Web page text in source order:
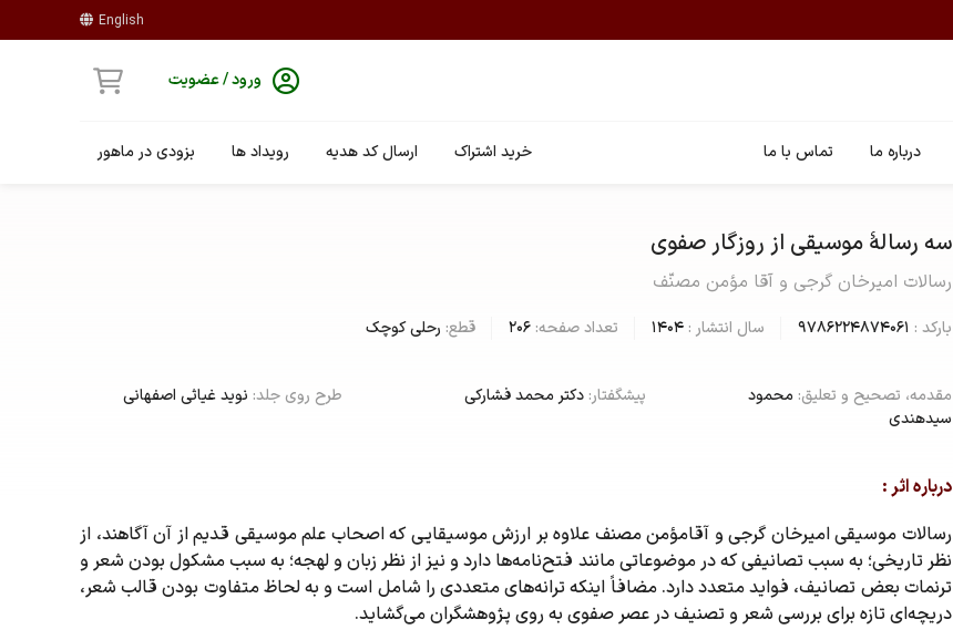
English
ورود / عضویت
درباره ما تماس با ما خرید اشتراک ارسال کد هدیه رویداد ها بزودی در ماهور
سه رسالۀ موسیقی از روزگار صفوی
رسالات امیرخان گرجی و آقا مؤمن مصنّف
بارکد : 9786224874061 سال انتشار :1404 تعداد صفحه:206 قطع: رحلی کوچک
مقدمه، تصحیح و تعلیق: محمود
سیدهندی
پیشگفتار: دکتر محمد فشارکی طرح روی جلد: نوید غیاثی اصفهانی
درباره اثر :
رسالات موسیقی امیرخان گرجی و آقامؤمن مصنف علاوه بر ارزش موسیقایی که اصحاب علم موسیقی قدیم از آن آگاهند، از
نظر تاریخی؛ به سبب تصانیفی که در موضوعاتی مانند فتح‌نامه‌ها دارد و نیز از نظر زبان و لهجه؛ به سبب مشکول بودن شعر و
ترنمات بعض تصانیف، فواید متعدد دارد. مضافاً اینکه ترانه‌های متعددی را شامل است و به لحاظ متفاوت بودن قالب شعر،
دریچه‌ای تازه برای بررسی شعر و تصنیف در عصر صفوی به روی پژوهشگران می‌گشاید.